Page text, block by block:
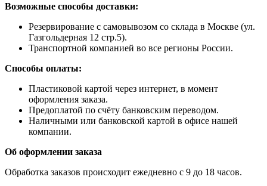
Возможные способы доставки:
​Резервирование с самовывозом со склада в Москве (ул.
Газгольдерная 12 стр.5).
Транспортной компанией во все регионы России.
Способы оплаты:
​Пластиковой картой через интернет, в момент
оформления заказа.
​Предоплатой по счёту банковским переводом.
​Наличными или банковской картой в офисе нашей
компании.
Об оформлении заказа
Обработка заказов происходит ежедневно с 9 до 18 часов.